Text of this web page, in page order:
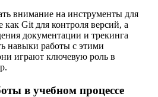
внимание на инструменты для
как Git для контроля версий, а
документации и трекинга
навыки работы с этими
играют ключевую роль в
в учебном процессе